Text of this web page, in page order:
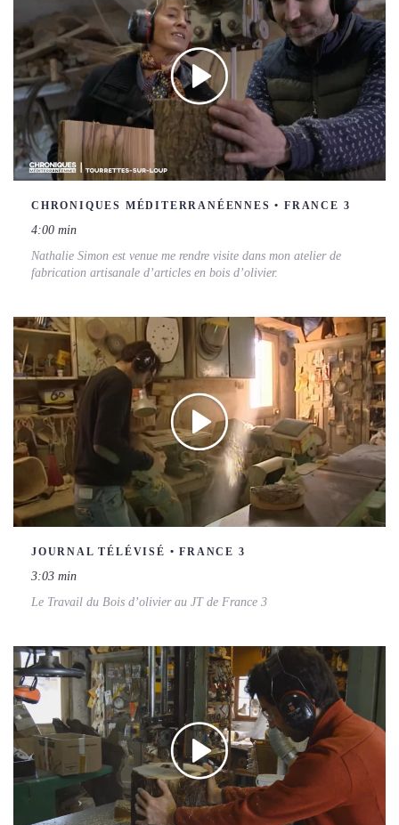
CHRONIQUES MÉDITERRANÉENNES • FRANCE 3
4:00 min
Nathalie Simon est venue me rendre visite dans mon atelier de
fabrication artisanale d’articles en bois d’olivier.
JOURNAL TÉLÉVISÉ • FRANCE 3
3:03 min
Le Travail du Bois d’olivier au JT de France 3